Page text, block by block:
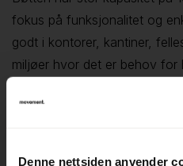
Denne nettsiden anvender
fokus på funksjonalitet og
godt i kontorer, kantiner,
miljøer hvor det er behov for
Konsis 100 L gir en ryddig